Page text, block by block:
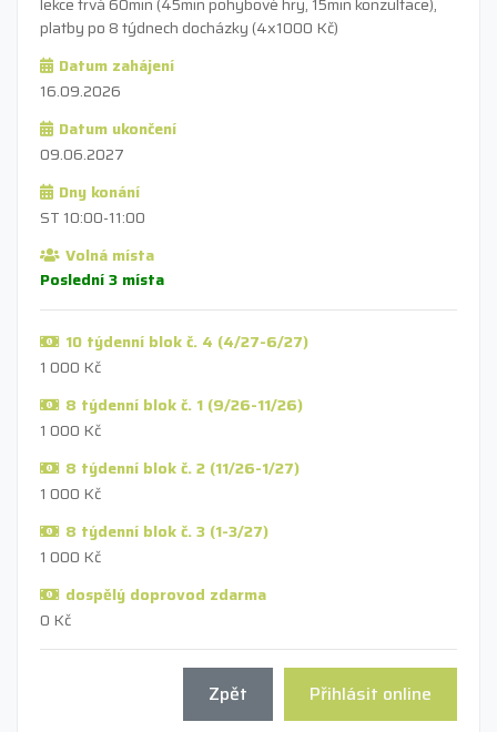
platby po 8 týdnech docházky (4x1000 Kč)
Datum zahájení
16.09.2026
Datum ukončení
09.06.2027
Dny konání
ST 10:00-11:00
Volná místa
Poslední 3 místa
10 týdenní blok č. 4 (4/27-6/27)
1 000 Kč
8 týdenní blok č. 1 (9/26-11/26)
1 000 Kč
8 týdenní blok č. 2 (11/26-1/27)
1 000 Kč
8 týdenní blok č. 3 (1-3/27)
1 000 Kč
dospělý doprovod zdarma
0 Kč
Přihlásit online
Zpět